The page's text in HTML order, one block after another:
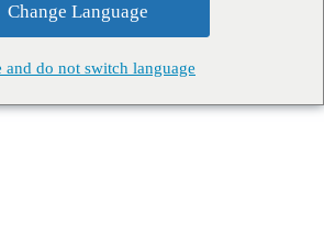
Change Language
and do not switch language